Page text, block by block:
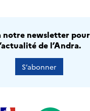
notre newsletter
de l’Andra.
S’abonner